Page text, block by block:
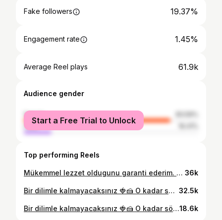
Fake followers 19.37%
Engagement rate 1.45%
Average Reel plays 61.9k
Audience gender
female
male
Start a Free Trial to Unlock
Top performing Reels
Mükemmel lezzet oldugunu garanti ederim. 💯 Fındıklı - Yer Fıstıklı Karamel için 1 büyük su bardağı şeker 200 gram sıvı krema 80 gram tereyağı 1 su bardağı kavrulmuş fındık ve biraz da fıstık Yapılışı: Geniş bir tavaya şekeri orta ateşe alalım. Eriyip kahverengiye dönünce kremayı ekleyip hızlıca karıştıralım. Ve tamamen karışınca tereyağ ekleyip karıştıralım. Soğuyunca kavrulmuş fındık ekleyelim. Pandispanya 6 yumurta 1,5 bardak şeker (200 ml bardak) 1/2 su bardağı su 1,5 bardak un Kabartma tozu vanilya Pastacı Kreması için 🧁 2 paket kremşanti 🧁200 gram krema ile çırpılır. 🧁Üzerine 300 gram mascarpone ya da labne koyulur. Pürüzsüz olana kadar çırpıyoruz . 🧁 3 olgun muz doğranırsa (iyi olur. 180 derece 40-45 dakka alt üst kızarnaa kadar pişirelim. Islatmak için ; kahveli ya da sade süt 🥛 #karamellipasta #caramel #cake #keşfet #snickerscake 36k
Bir dilimle kalmayacaksınız 🍓🍰 O kadar söylüyorum. Misafir için garanti tatlı budur. Bi gece önceden yapacaksınız. KEK İÇİN: 4 yumurta 1 su bardağından biraz eksik şeker 1 çay bardağı sıvıyağ Yarım çay bardağı süt 2 yemek kaşığı kakao 1 buçuk su bardağı un 2 yemek kaşığı buğday nişastası 1 paket vanilya Yarım paket kabartma tozu Yapılışı: Yumurta ve şekeri iyice çırpın. Kalan malzemeyi ilave edip karıştırın. Yağlanmış borcama döküp 160. pişirin. Kürdan testi yaparak fırından çıkarın. Pişen kekin ilk sıcaklığı geçince üzerine 1 bardak soğuk sütü gezdirin. Kreması için; 1 lt süt 1 su bardağı şeker 2 yumurta sarısı 3 yemek kaşığı nişasta tepeleme 3 yemek kaşığı un tepeleme Vanilin Ara kat için; çilek ve donmuş kırmızı meyveler Ganaj için; 100 gram sıvı krema 200 gram beyaz çikolata 🍫 #pasta #borcampastası #beyazçikolata #whitechocolatecake #cake 5çayı misafirimvar misafirsofrası günsofrası pastatarifleri yaşpasta strawberry strawberrycake kektarifleri kek 32.5k
Bir dilimle kalmayacaksınız 🍓🍰 O kadar söylüyorum. Misafir için garanti tatlı budur. Bi gece önceden yapacaksınız. KEK İÇİN: 4 yumurta 1 su bardağından biraz eksik şeker 1 çay bardağı sıvıyağ Yarım çay bardağı süt 2 yemek kaşığı kakao 1 buçuk su bardağı un 2 yemek kaşığı buğday nişastası 1 paket vanilya Yarım paket kabartma tozu Yapılışı: Yumurta ve şekeri iyice çırpın. Kalan malzemeyi ilave edip karıştırın. Yağlanmış borcama döküp 160. pişirin. Kürdan testi yaparak fırından çıkarın. Pişen kekin ilk sıcaklığı geçince üzerine 1 bardak soğuk sütü gezdirin. Kreması için; 1 lt süt 1 su bardağı şeker 2 yumurta sarısı 3 yemek kaşığı nişasta tepeleme 3 yemek kaşığı un tepeleme Vanilin Ara kat için; çilek ve donmuş kırmızı meyveler Ganaj için; 100 gram sıvı krema 200 gram beyaz çikolata 🍫 #pasta #borcampastası #beyazçikolata #whitechocolatecake #cake 5çayı misafirimvar misafirsofrası günsofrası pastatarifleri yaşpasta strawberry strawberrycake kektarifleri kek18.6k